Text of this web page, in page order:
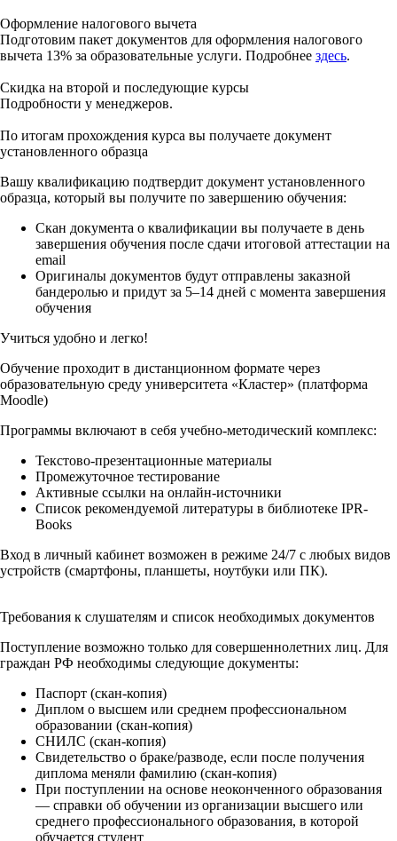
Оформление налогового вычета
Подготовим пакет документов для оформления налогового
вычета 13% за образовательные услуги. Подробнее здесь.
Скидка на второй и последующие курсы
Подробности у менеджеров.
По итогам прохождения курса вы получаете документ
установленного образца
Вашу квалификацию подтвердит документ установленного
образца, который вы получите по завершению обучения:
Скан документа о квалификации вы получаете в день
завершения обучения после сдачи итоговой аттестации на
email
Оригиналы документов будут отправлены заказной
бандеролью и придут за 5–14 дней с момента завершения
обучения
Учиться удобно и легко!
Обучение проходит в дистанционном формате через
образовательную среду университета «Кластер» (платформа
Moodle)
Программы включают в себя учебно-методический комплекс:
Текстово-презентационные материалы
Промежуточное тестирование
Активные ссылки на онлайн-источники
Список рекомендуемой литературы в библиотеке IPR-
Books
Вход в личный кабинет возможен в режиме 24/7 с любых видов
устройств (смартфоны, планшеты, ноутбуки или ПК).
Требования к слушателям и список необходимых документов
Поступление возможно только для совершеннолетних лиц. Для
граждан РФ необходимы следующие документы:
Паспорт (скан-копия)
Диплом о высшем или среднем профессиональном
образовании (скан-копия)
СНИЛС (скан-копия)
Свидетельство о браке/разводе, если после получения
диплома меняли фамилию (скан-копия)
При поступлении на основе неоконченного образования
— справки об обучении из организации высшего или
среднего профессионального образования, в которой
обучается студент